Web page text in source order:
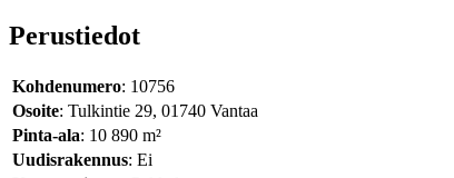
Perustiedot
Kohdenumero: 10756
Osoite: Tulkintie 29, 01740 Vantaa
Pinta-ala: 10 890 m²
Uudisrakennus: Ei